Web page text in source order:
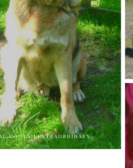
COCTAILEXTRAORDINARY